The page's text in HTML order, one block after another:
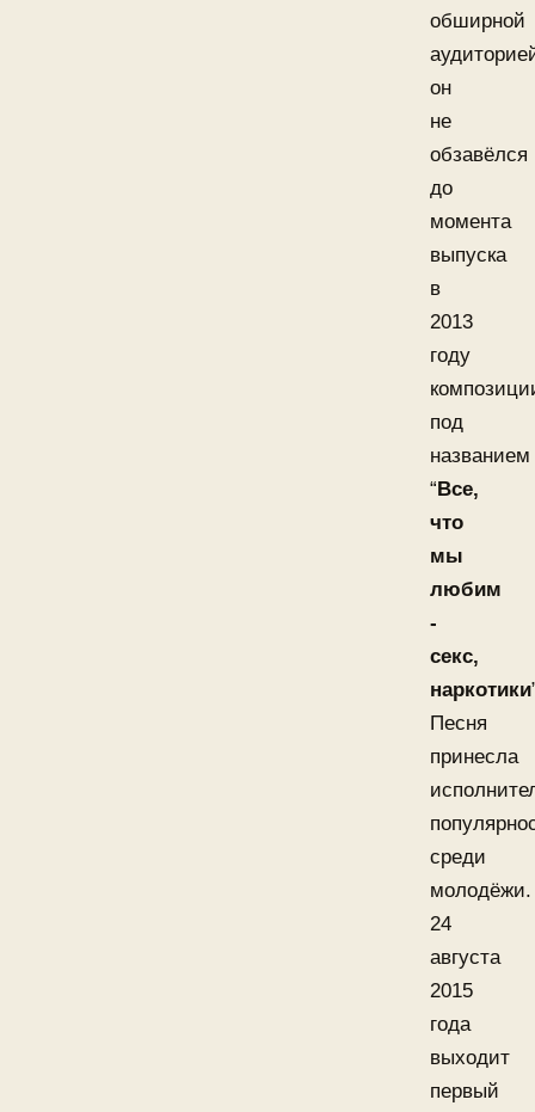
обширной
он
не
обзавёлся
до
момента
выпуска
в
2013
году
под
названием
“Все,
что
мы
любим
-
секс,
наркотики
Песня
принесла
среди
молодёжи.
24
августа
2015
года
выходит
первый